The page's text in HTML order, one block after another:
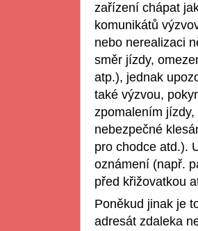
zařízení chápat
komunikátů
nebo nerealizaci
směr jízdy,
atp.), jednak
také výzvou,
zpomalením
nebezpečné
pro chodce atd.).
oznámení (např.
před křižovatkou
Poněkud jinak je
adresát zdaleka